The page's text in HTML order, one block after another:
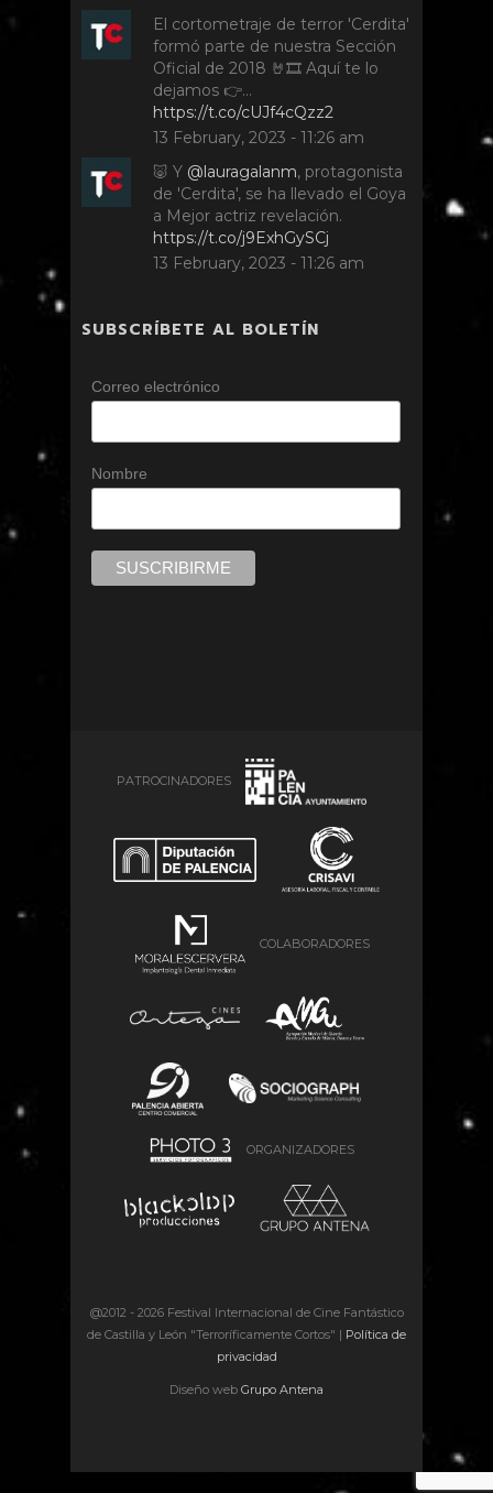
El cortometraje de terror 'Cerdita'
formó parte de nuestra Sección
Oficial de 2018 🤘🎞️ Aquí te lo
dejamos 👉…
https://t.co/cUJf4cQzz2
13 February, 2023 - 11:26 am
🐷 Y @lauragalanm, protagonista
de 'Cerdita', se ha llevado el Goya
a Mejor actriz revelación.
https://t.co/j9ExhGySCj
13 February, 2023 - 11:26 am
SUBSCRÍBETE AL BOLETÍN
Correo electrónico
Nombre
PATROCINADORES
COLABORADORES
ORGANIZADORES
@2012 - 2026 Festival Internacional de Cine Fantástico
de Castilla y León "Terroríficamente Cortos" | Política de
privacidad
Diseño web Grupo Antena